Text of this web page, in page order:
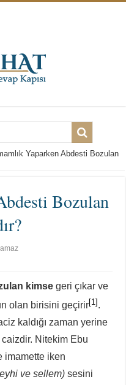
Yaparken Abdesti Bozulan
Bozulan
kimse geri çıkar ve
olan birisini geçirir[1] .
kaldığı zaman yerine
caizdir. Nitekim Ebu
imamette iken
ve sellem) sesini